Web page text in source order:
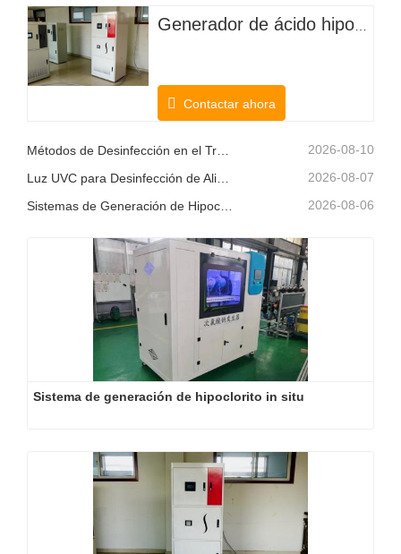
Contactar ahora
2026-08-10
2026-08-07
Sistemas de Generación de Hipoclorito de Sodio en el Sitio: Una Solución de Cloro Más Inteligente 2026-08-06
Sistema de generación de hipoclorito in situ